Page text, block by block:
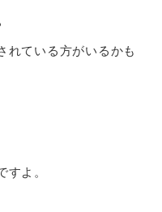
れている方がいるかも
すよ。